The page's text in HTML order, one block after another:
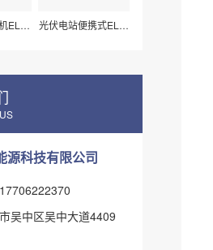
EL扫
光伏电站便携式EL检
源科技有限公司
吴中区吴中大道4409